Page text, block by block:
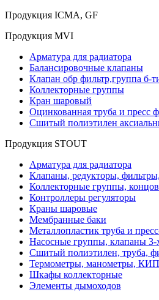
Продукция ICMA, GF
Продукция MVI
Арматура для радиатора
Балансировочные клапаны
Клапан обр фильтр,группа б-
Коллекторные группы
Кран шаровый
Оцинкованная труба и пресс
Сшитый полиэтилен
Продукция STOUT
Арматура для радиатора
Клапаны, редукторы,
Коллекторные группы,
Контроллеры регуляторы
Краны шаровые
Мембранные баки
Металлопластик труба и
Насосные группы, клапаны 3-
Сшитый полиэтилен, труба,
Термометры, манометры, КИП
Шкафы коллекторные
Элементы дымоходов